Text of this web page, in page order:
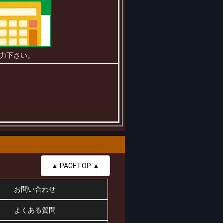
下さい。
▲ PAGETOP ▲
お問い合わせ
よくある質問